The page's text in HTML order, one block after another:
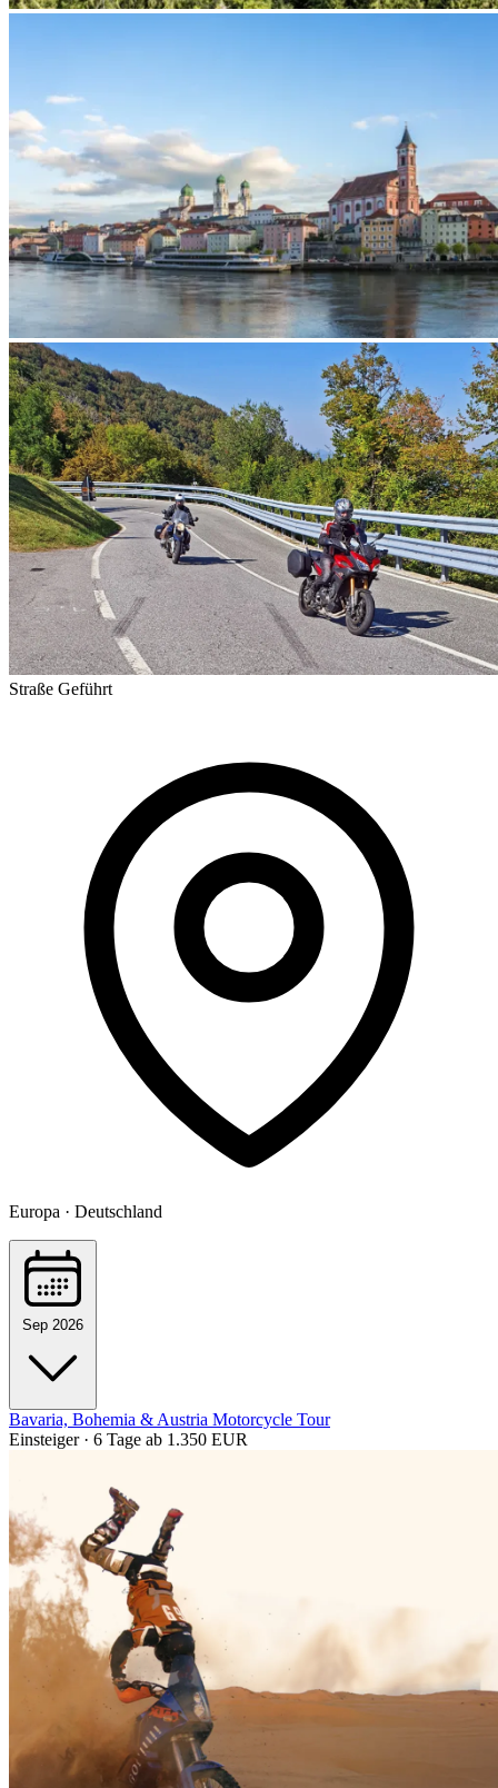
Straße Geführt
Europa · Deutschland
Sep 2026
Bavaria, Bohemia & Austria Motorcycle Tour
Einsteiger · 6 Tage ab 1.350 EUR